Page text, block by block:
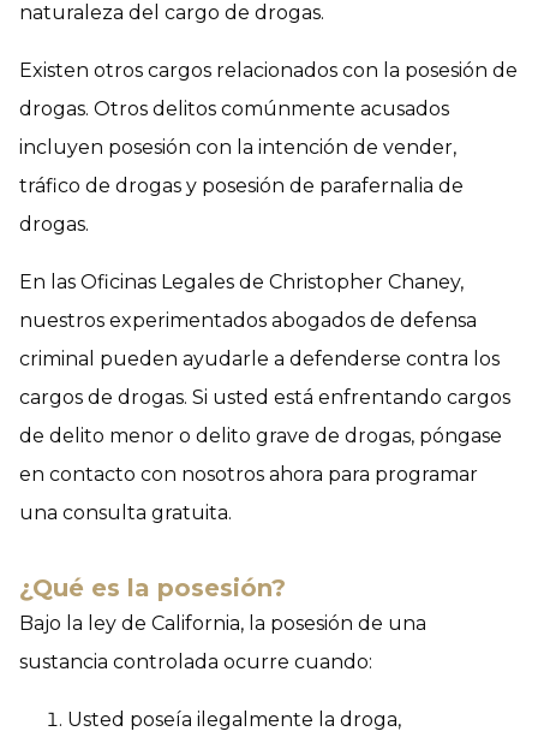
naturaleza del cargo de drogas.
Existen otros cargos relacionados con la posesión de
drogas. Otros delitos comúnmente acusados
incluyen posesión con la intención de vender,
tráfico de drogas y posesión de parafernalia de
drogas.
En las Oficinas Legales de Christopher Chaney,
nuestros experimentados abogados de defensa
criminal pueden ayudarle a defenderse contra los
cargos de drogas. Si usted está enfrentando cargos
de delito menor o delito grave de drogas, póngase
en contacto con nosotros ahora para programar
una consulta gratuita.
¿Qué es la posesión?
Bajo la ley de California, la posesión de una
sustancia controlada ocurre cuando:
Usted poseía ilegalmente la droga,